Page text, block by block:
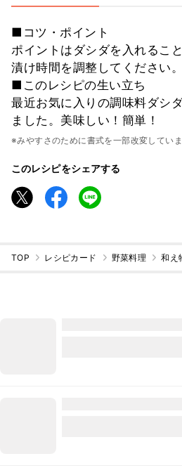
■コツ・ポイント
ポイントはダシダを入れるこ
漬け時間を調整してください。
■このレシピの生い立ち
最近お気に入りの調味料ダシ
ました。美味しい！簡単！
※みやすさのために書式を一部改変していま
このレシピをシェアする
TOP レシピカード 野菜料理 和え